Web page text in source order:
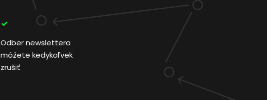
Odber newslettera
môžete kedykoľvek
zrušiť